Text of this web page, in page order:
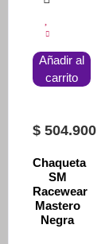
Añadir al
carrito
$ 504.900
Chaqueta
SM
Racewear
Mastero
Negra